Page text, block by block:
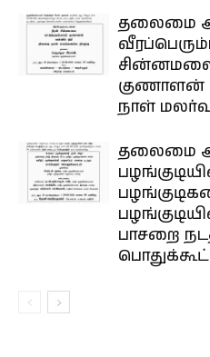
தலைமை
சின்னமலை
குணாளன்
நாள்
தலைமை
பாசறை